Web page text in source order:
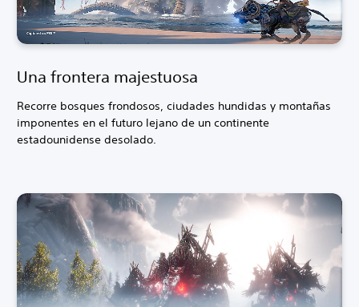
Una frontera majestuosa
Recorre bosques frondosos, ciudades hundidas y montañas
imponentes en el futuro lejano de un continente
estadounidense desolado.